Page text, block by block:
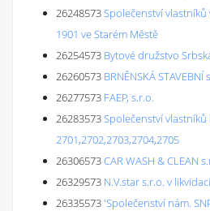
26248573Společenství
1901 ve Starém Městě
26254573 Bytové družstvo
26260573 BRNĚNSKÁ STAVEBNÍ
26277573 FAEP, s.r.o.
26283573Společenství vlastníků
2701,2702,2703,2704,2705
26306573CAR WASH & CLEAN
26329573 N.V.star s.r.o. v likvidaci
26335573'Společenství nám.